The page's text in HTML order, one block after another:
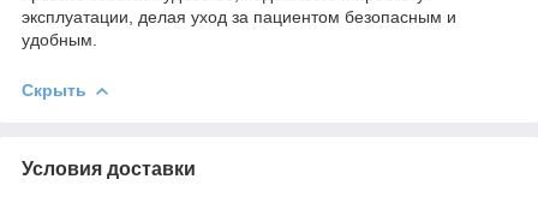
эксплуатации, делая уход за пациентом безопасным и
удобным.
Скрыть
Условия доставки